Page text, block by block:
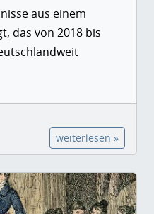
aus einem
das von 2018 bis
weiterlesen »